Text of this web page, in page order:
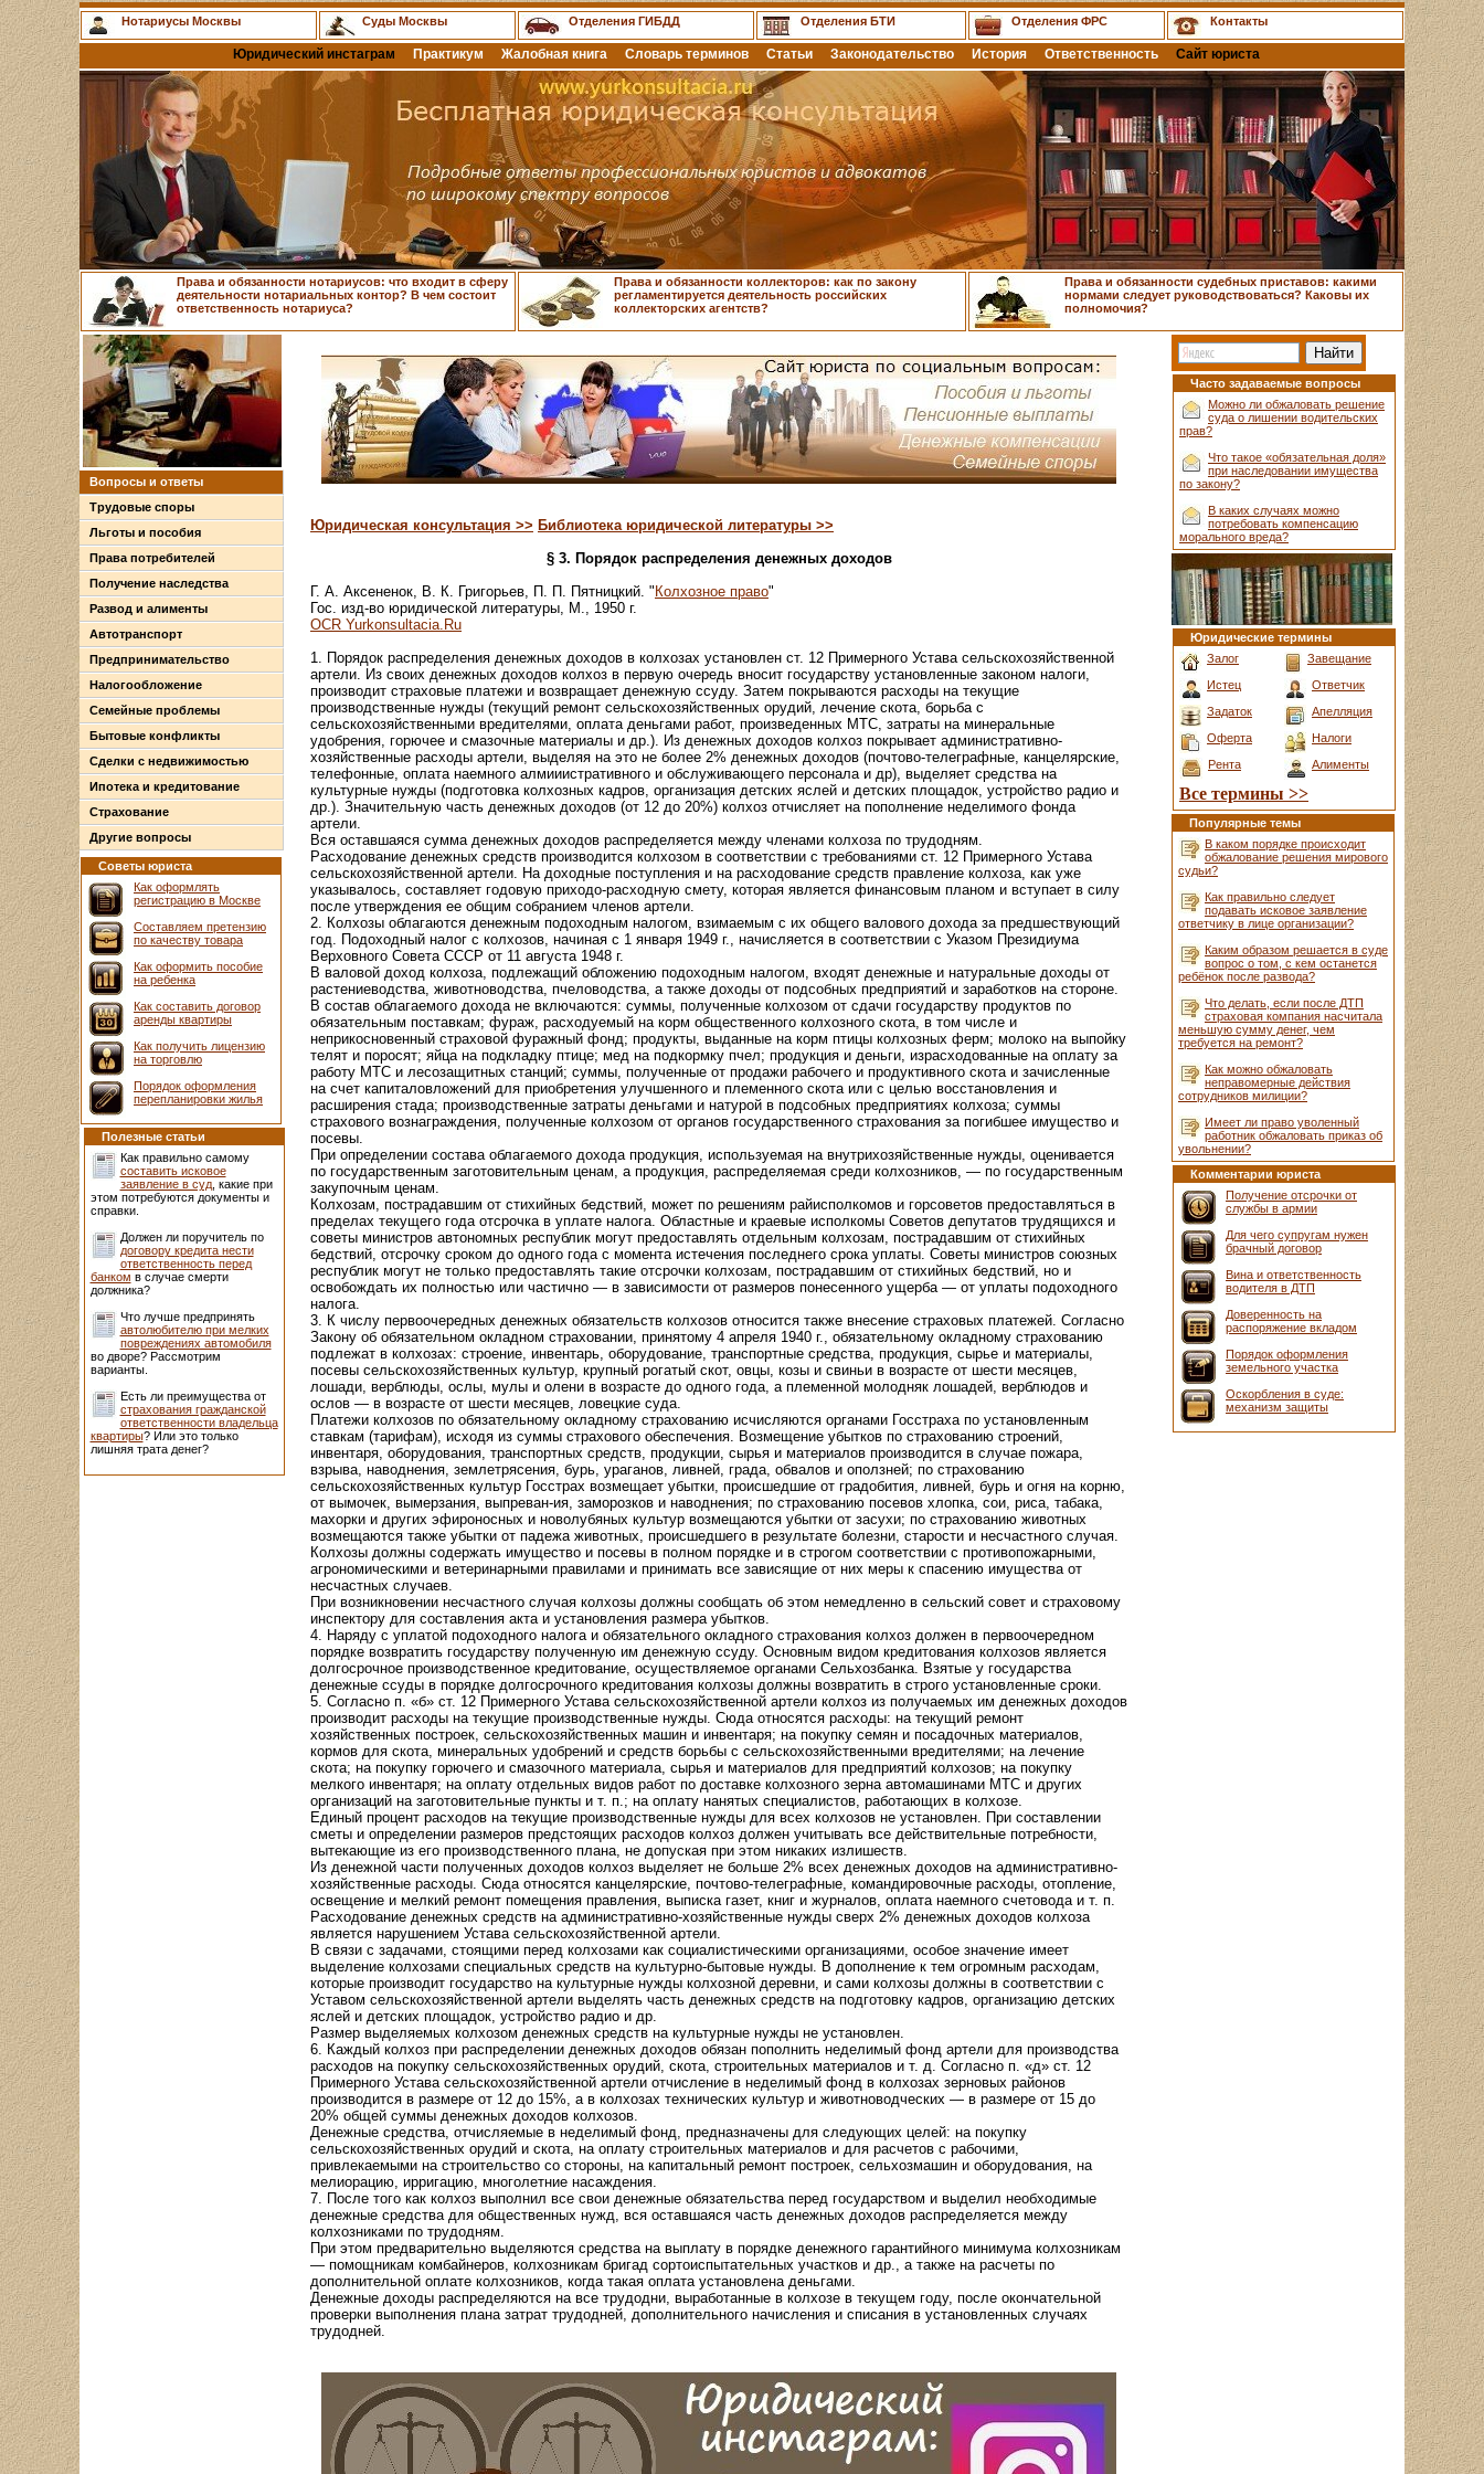
Нотариусы Москвы Суды Москвы Отделения ГИБДД Отделения БТИ Отделения ФРС Контакты
Юридический инстаграм Практикум Жалобная книга Словарь терминов Статьи Законодательство История Ответственность Сайт юриста
Права и обязанности нотариусов: что входит в сферу
деятельности нотариальных контор? В чем состоит
ответственность нотариуса?
Права и обязанности коллекторов: как по закону
регламентируется деятельность российских
коллекторских агентств?
Права и обязанности судебных приставов: какими
нормами следует руководствоваться? Каковы их
полномочия?
Вопросы и ответы
Трудовые споры
Льготы и пособия
Права потребителей
Получение наследства
Развод и алименты
Автотранспорт
Предпринимательство
Налогообложение
Семейные проблемы
Бытовые конфликты
Сделки с недвижимостью
Ипотека и кредитование
Страхование
Другие вопросы
Советы юриста
Как оформлять
регистрацию в Москве
Составляем претензию
по качеству товара
Как оформить пособие
на ребенка
Как составить договор
аренды квартиры
Как получить лицензию
на торговлю
Порядок оформления
перепланировки жилья
Полезные статьи
Как правильно самому
составить исковое
заявление в суд, какие при
этом потребуются документы и
справки.
Должен ли поручитель по
договору кредита нести
ответственность перед
банком в случае смерти
должника?
Что лучше предпринять
автолюбителю при мелких
повреждениях автомобиля
во дворе? Рассмотрим
варианты.
Есть ли преимущества от
страхования гражданской
ответственности владельца
квартиры? Или это только
лишняя трата денег?
Юридическая консультация >> Библиотека юридической литературы >>
§ 3. Порядок распределения денежных доходов
Г. А. Аксененок, В. К. Григорьев, П. П. Пятницкий. " Колхозное право"
Гос. изд-во юридической литературы, М., 1950 г.
OCR Yurkonsultacia.Ru
1. Порядок распределения денежных доходов в колхозах установлен ст. 12 Примерного Устава сельскохозяйственной
артели. Из своих денежных доходов колхоз в первую очередь вносит государству установленные законом налоги,
производит страховые платежи и возвращает денежную ссуду. Затем покрываются расходы на текущие
производственные нужды (текущий ремонт сельскохозяйственных орудий, лечение скота, борьба с
сельскохозяйственными вредителями, оплата деньгами работ, произведенных МТС, затраты на минеральные
удобрения, горючее и смазочные материалы и др.). Из денежных доходов колхоз покрывает административно-
хозяйственные расходы артели, выделяя на это не более 2% денежных доходов (почтово-телеграфные, канцелярские,
телефонные, оплата наемного алмииистративного и обслуживающего персонала и др), выделяет средства на
культурные нужды (подготовка колхозных кадров, организация детских яслей и детских площадок, устройство радио и
др.). Значительную часть денежных доходов (от 12 до 20%) колхоз отчисляет на пополнение неделимого фонда
артели.
Вся оставшаяся сумма денежных доходов распределяется между членами колхоза по трудодням.
Расходование денежных средств производится колхозом в соответствии с требованиями ст. 12 Примерного Устава
сельскохозяйственной артели. На доходные поступления и на расходование средств правление колхоза, как уже
указывалось, составляет годовую приходо-расходную смету, которая является финансовым планом и вступает в силу
после утверждения ее общим собранием членов артели.
2. Колхозы облагаются денежным подоходным налогом, взимаемым с их общего валового дохода за предшествующий
год. Подоходный налог с колхозов, начиная с 1 января 1949 г., начисляется в соответствии с Указом Президиума
Верховного Совета СССР от 11 августа 1948 г.
В валовой доход колхоза, подлежащий обложению подоходным налогом, входят денежные и натуральные доходы от
растениеводства, животноводства, пчеловодства, а также доходы от подсобных предприятий и заработков на стороне.
В состав облагаемого дохода не включаются: суммы, полученные колхозом от сдачи государству продуктов по
обязательным поставкам; фураж, расходуемый на корм общественного колхозного скота, в том числе и
неприкосновенный страховой фуражный фонд; продукты, выданные на корм птицы колхозных ферм; молоко на выпойку
телят и поросят; яйца на подкладку птице; мед на подкормку пчел; продукция и деньги, израсходованные на оплату за
работу МТС и лесозащитных станций; суммы, полученные от продажи рабочего и продуктивного скота и зачисленные
на счет капиталовложений для приобретения улучшенного и племенного скота или с целью восстановления и
расширения стада; производственные затраты деньгами и натурой в подсобных предприятиях колхоза; суммы
страхового вознаграждения, полученные колхозом от органов государственного страхования за погибшее имущество и
посевы.
При определении состава облагаемого дохода продукция, используемая на внутрихозяйственные нужды, оценивается
по государственным заготовительным ценам, а продукция, распределяемая среди колхозников, — по государственным
закупочным ценам.
Колхозам, пострадавшим от стихийных бедствий, может по решениям райисполкомов и горсоветов предоставляться в
пределах текущего года отсрочка в уплате налога. Областные и краевые исполкомы Советов депутатов трудящихся и
советы министров автономных республик могут предоставлять отдельным колхозам, пострадавшим от стихийных
бедствий, отсрочку сроком до одного года с момента истечения последнего срока уплаты. Советы министров союзных
республик могут не только предоставлять такие отсрочки колхозам, пострадавшим от стихийных бедствий, но и
освобождать их полностью или частично — в зависимости от размеров понесенного ущерба — от уплаты подоходного
налога.
3. К числу первоочередных денежных обязательств колхозов относится также внесение страховых платежей. Согласно
Закону об обязательном окладном страховании, принятому 4 апреля 1940 г., обязательному окладному страхованию
подлежат в колхозах: строение, инвентарь, оборудование, транспортные средства, продукция, сырье и материалы,
посевы сельскохозяйственных культур, крупный рогатый скот, овцы, козы и свиньи в возрасте от шести месяцев,
лошади, верблюды, ослы, мулы и олени в возрасте до одного года, а племенной молодняк лошадей, верблюдов и
ослов — в возрасте от шести месяцев, ловецкие суда.
Платежи колхозов по обязательному окладному страхованию исчисляются органами Госстраха по установленным
ставкам (тарифам), исходя из суммы страхового обеспечения. Возмещение убытков по страхованию строений,
инвентаря, оборудования, транспортных средств, продукции, сырья и материалов производится в случае пожара,
взрыва, наводнения, землетрясения, бурь, ураганов, ливней, града, обвалов и оползней; по страхованию
сельскохозяйственных культур Госстрах возмещает убытки, происшедшие от градобития, ливней, бурь и огня на корню,
от вымочек, вымерзания, выпреван-ия, заморозков и наводнения; по страхованию посевов хлопка, сои, риса, табака,
махорки и других эфироносных и новолубяных культур возмещаются убытки от засухи; по страхованию животных
возмещаются также убытки от падежа животных, происшедшего в результате болезни, старости и несчастного случая.
Колхозы должны содержать имущество и посевы в полном порядке и в строгом соответствии с противопожарными,
агрономическими и ветеринарными правилами и принимать все зависящие от них меры к спасению имущества от
несчастных случаев.
При возникновении несчастного случая колхозы должны сообщать об этом немедленно в сельский совет и страховому
инспектору для составления акта и установления размера убытков.
4. Наряду с уплатой подоходного налога и обязательного окладного страхования колхоз должен в первоочередном
порядке возвратить государству полученную им денежную ссуду. Основным видом кредитования колхозов является
долгосрочное производственное кредитование, осуществляемое органами Сельхозбанка. Взятые у государства
денежные ссуды в порядке долгосрочного кредитования колхозы должны возвратить в строго установленные сроки.
5. Согласно п. «б» ст. 12 Примерного Устава сельскохозяйственной артели колхоз из получаемых им денежных доходов
производит расходы на текущие производственные нужды. Сюда относятся расходы: на текущий ремонт
хозяйственных построек, сельскохозяйственных машин и инвентаря; на покупку семян и посадочных материалов,
кормов для скота, минеральных удобрений и средств борьбы с сельскохозяйственными вредителями; на лечение
скота; на покупку горючего и смазочного материала, сырья и материалов для предприятий колхозов; на покупку
мелкого инвентаря; на оплату отдельных видов работ по доставке колхозного зерна автомашинами МТС и других
организаций на заготовительные пункты и т. п.; на оплату нанятых специалистов, работающих в колхозе.
Единый процент расходов на текущие производственные нужды для всех колхозов не установлен. При составлении
сметы и определении размеров предстоящих расходов колхоз должен учитывать все действительные потребности,
вытекающие из его производственного плана, не допуская при этом никаких излишеств.
Из денежной части полученных доходов колхоз выделяет не больше 2% всех денежных доходов на административно-
хозяйственные расходы. Сюда относятся канцелярские, почтово-телеграфные, командировочные расходы, отопление,
освещение и мелкий ремонт помещения правления, выписка газет, книг и журналов, оплата наемного счетовода и т. п.
Расходование денежных средств на административно-хозяйственные нужды сверх 2% денежных доходов колхоза
является нарушением Устава сельскохозяйственной артели.
В связи с задачами, стоящими перед колхозами как социалистическими организациями, особое значение имеет
выделение колхозами специальных средств на культурно-бытовые нужды. В дополнение к тем огромным расходам,
которые производит государство на культурные нужды колхозной деревни, и сами колхозы должны в соответствии с
Уставом сельскохозяйственной артели выделять часть денежных средств на подготовку кадров, организацию детских
яслей и детских площадок, устройство радио и др.
Размер выделяемых колхозом денежных средств на культурные нужды не установлен.
6. Каждый колхоз при распределении денежных доходов обязан пополнить неделимый фонд артели для производства
расходов на покупку сельскохозяйственных орудий, скота, строительных материалов и т. д. Согласно п. «д» ст. 12
Примерного Устава сельскохозяйственной артели отчисление в неделимый фонд в колхозах зерновых районов
производится в размере от 12 до 15%, а в колхозах технических культур и животноводческих — в размере от 15 до
20% общей суммы денежных доходов колхозов.
Денежные средства, отчисляемые в неделимый фонд, предназначены для следующих целей: на покупку
сельскохозяйственных орудий и скота, на оплату строительных материалов и для расчетов с рабочими,
привлекаемыми на строительство со стороны, на капитальный ремонт построек, сельхозмашин и оборудования, на
мелиорацию, ирригацию, многолетние насаждения.
7. После того как колхоз выполнил все свои денежные обязательства перед государством и выделил необходимые
денежные средства для общественных нужд, вся оставшаяся часть денежных доходов распределяется между
колхозниками по трудодням.
При этом предварительно выделяются средства на выплату в порядке денежного гарантийного минимума колхозникам
— помощникам комбайнеров, колхозникам бригад сортоиспытательных участков и др., а также на расчеты по
дополнительной оплате колхозников, когда такая оплата установлена деньгами.
Денежные доходы распределяются на все трудодни, выработанные в колхозе в текущем году, после окончательной
проверки выполнения плана затрат трудодней, дополнительного начисления и списания в установленных случаях
трудодней.
Часто задаваемые вопросы
Можно ли обжаловать решение
суда о лишении водительских
прав?
Что такое «обязательная доля»
при наследовании имущества
по закону?
В каких случаях можно
потребовать компенсацию
морального вреда?
Юридические термины
Залог
Истец
Задаток
Оферта
Рента
Завещание
Ответчик
Апелляция
Налоги
Алименты
Все термины >>
Популярные темы
В каком порядке происходит
обжалование решения мирового
судьи?
Как правильно следует
подавать исковое заявление
ответчику в лице организации?
Каким образом решается в суде
вопрос о том, с кем останется
ребёнок после развода?
Что делать, если после ДТП
страховая компания насчитала
меньшую сумму денег, чем
требуется на ремонт?
Как можно обжаловать
неправомерные действия
сотрудников милиции?
Имеет ли право уволенный
работник обжаловать приказ об
увольнении?
Комментарии юриста
Получение отсрочки от
службы в армии
Для чего супругам нужен
брачный договор
Вина и ответственность
водителя в ДТП
Доверенность на
распоряжение вкладом
Порядок оформления
земельного участка
Оскорбления в суде:
механизм защиты